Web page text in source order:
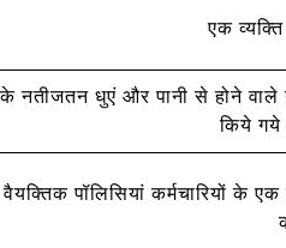
एक
धुएं और पानी से होने वाले
किये गये
पॉलिसियां कर्मचारियों के